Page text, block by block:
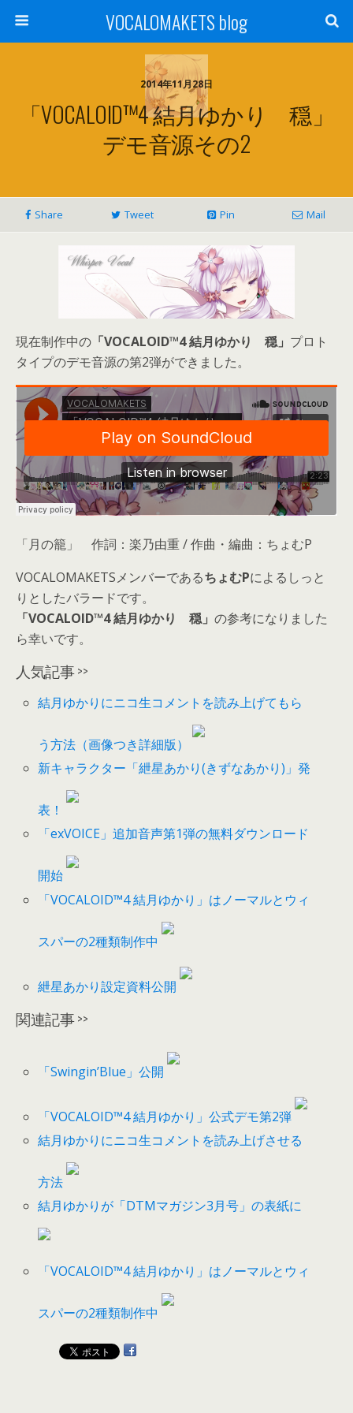
VOCALOMAKETS blog
2014年11月28日
「VOCALOID™4 結月ゆかり 穏」
デモ音源その2
Share Tweet Pin Mail
現在制作中の 「VOCALOID™4 結月ゆかり 穏」 プロト
タイプのデモ音源の第2弾ができました。
「月の籠」 作詞：楽乃由重 / 作曲・編曲：ちょむP
VOCALOMAKETSメンバーであるちょむPによるしっと
りとしたバラードです。
「VOCALOID™4 結月ゆかり 穏」 の参考になりました
ら幸いです。
人気記事 >>
結月ゆかりにニコ生コメントを読み上げてもら
う方法（画像つき詳細版）
新キャラクター「紲星あかり(きずなあかり)」発
表！
「exVOICE」追加音声第1弾の無料ダウンロード
開始
「VOCALOID™4 結月ゆかり」はノーマルとウィ
スパーの2種類制作中
紲星あかり設定資料公開
関連記事 >>
「Swingin’Blue」公開
「VOCALOID™4 結月ゆかり」公式デモ第2弾
結月ゆかりにニコ生コメントを読み上げさせる
方法
結月ゆかりが「DTMマガジン3月号」の表紙に
「VOCALOID™4 結月ゆかり」はノーマルとウィ
スパーの2種類制作中